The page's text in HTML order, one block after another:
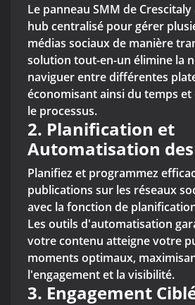
Le panneau SMM de
hub centralisé pour gérer
médias sociaux de manière
solution tout-en-un élimine la
naviguer entre différentes
économisant ainsi du temps
le processus.
2. Planification et
Automatisation
Planifiez et programmez
publications sur les réseaux
avec la fonction de
Les outils d'automatisation
votre contenu atteigne votre
moments optimaux,
l'engagement et la visibilité.
3. Engagement